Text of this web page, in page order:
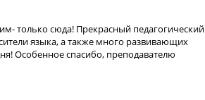
только сюда! Прекрасный педагогический
языка, а также много развивающих
Особенное спасибо, преподавателю